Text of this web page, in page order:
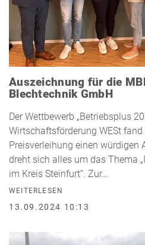
Auszeichnung für die
Blechtechnik GmbH
Der Wettbewerb „Betriebsplus
Wirtschaftsförderung WESt
Preisverleihung einen würdigen
dreht sich alles um das Thema
im Kreis Steinfurt“. Zur…
WEITERLESEN
13.09.2024 10:13